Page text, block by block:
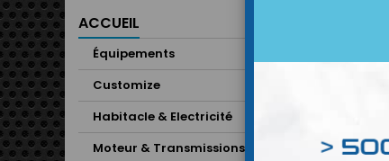
ACCUEIL
Équipements
Customize
Habitacle & Electricité
Moteur & Transmissions
Des